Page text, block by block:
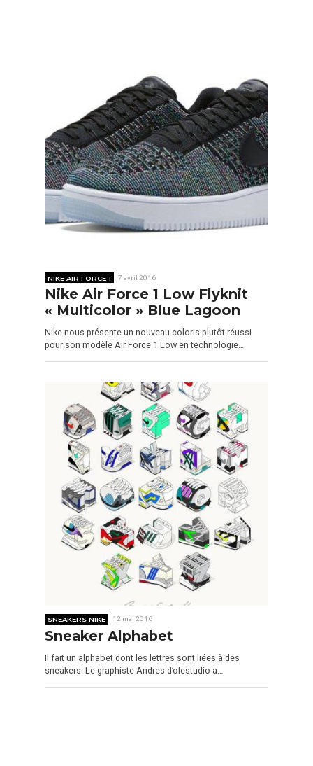
NIKE AIR FORCE 1 7 avril 2016
Nike Air Force 1 Low Flyknit
« Multicolor » Blue Lagoon
Nike nous présente un nouveau coloris plutôt réussi
pour son modèle Air Force 1 Low en technologie…
SNEAKERS NIKE 12 mai 2016
Sneaker Alphabet
Il fait un alphabet dont les lettres sont liées à des
sneakers. Le graphiste Andres d’olestudio a…